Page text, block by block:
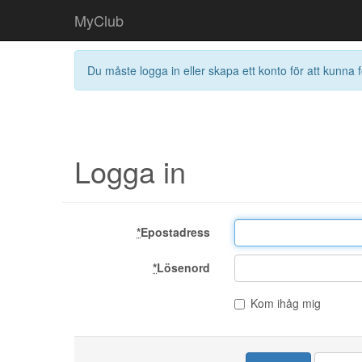
MyClub
Du måste logga in eller skapa ett konto för att kunna
Logga in
*Epostadress
*Lösenord
Kom ihåg mig